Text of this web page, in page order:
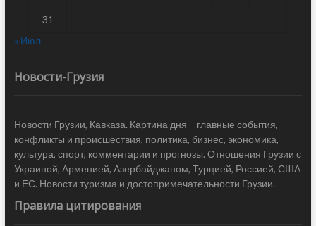
31
« Июл
Новости-Грузия
Новости Грузии, Кавказа. Картина дня – главные события,
конфликты и происшествия, политика, бизнес, экономика,
культура, спорт, комментарии и прогнозы. Отношения Грузии с
Украиной, Арменией, Азербайджаном, Турцией, Россией, США
и ЕС. Новости туризма и достопримечательности Грузии.
Правила цитирования